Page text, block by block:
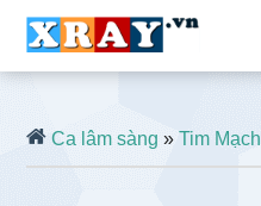
Ca lâm sàng »Tim Mạch